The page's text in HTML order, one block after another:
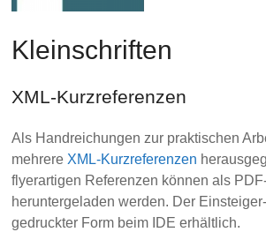
Kleinschriften
XML-Kurzreferenzen
Als Handreichungen zur praktischen
mehrere XML-Kurzreferenzen
flyerartigen Referenzen können als
heruntergeladen werden. Der
gedruckter Form beim IDE erhältlich.